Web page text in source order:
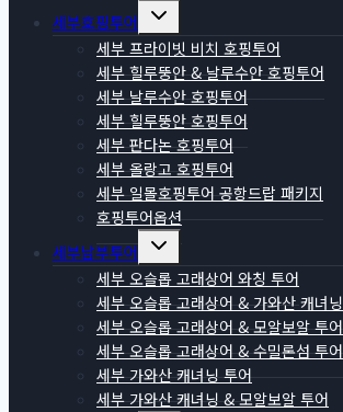
세부호핑투어
Toggle
menu
세부 프라이빗 비치 호핑투어
세부 힐루뚱안 & 날루수안 호핑투어
세부 날루수안 호핑투어
세부 힐루뚱안 호핑투어
세부 판다논 호핑투어
세부 올랑고 호핑투어
세부 일몰호핑투어 공항드랍 패키지
호핑투어옵션
세부남부투어
Toggle
menu
세부 오슬롭 고래상어 와칭 투어
세부 오슬롭 고래상어 & 가와산 캐녀
세부 오슬롭 고래상어 & 모알보알 투어
세부 오슬롭 고래상어 & 수밀론섬 투어
세부 가와산 캐녀닝 투어
세부 가와산 캐녀닝 & 모알보알 투어